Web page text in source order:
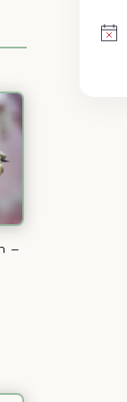
–